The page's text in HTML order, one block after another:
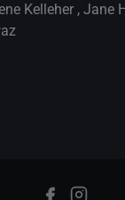
Kelleher , Jane